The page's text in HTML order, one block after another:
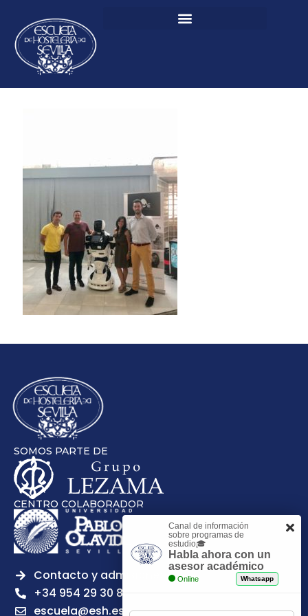
SOMOS PARTE DE
CENTRO COLABORADOR
Contacto y admisiones
+34 954 29 30 81
escuela@esh.es
Canal de información
sobre programas de
estudio🎓
Habla ahora con un
asesor académico
Online Whatsapp